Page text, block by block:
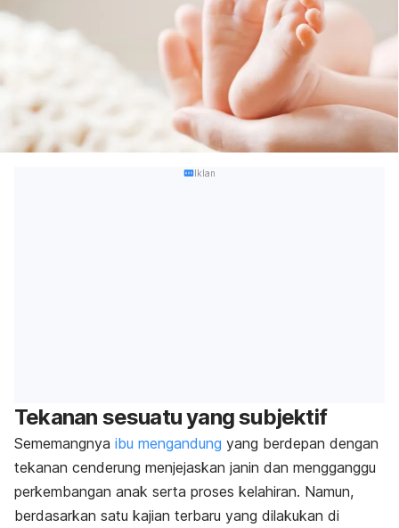
Iklan
Tekanan sesuatu yang subjektif
Sememangnya ibu mengandung yang berdepan dengan
tekanan cenderung menjejaskan janin dan mengganggu
perkembangan anak serta proses kelahiran. Namun,
berdasarkan satu kajian terbaru yang dilakukan di